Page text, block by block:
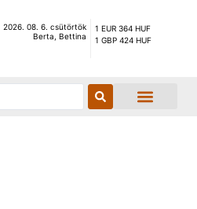
2026. 08. 6. csütörtök
Berta, Bettina
1 EUR 364 HUF
1 GBP 424 HUF